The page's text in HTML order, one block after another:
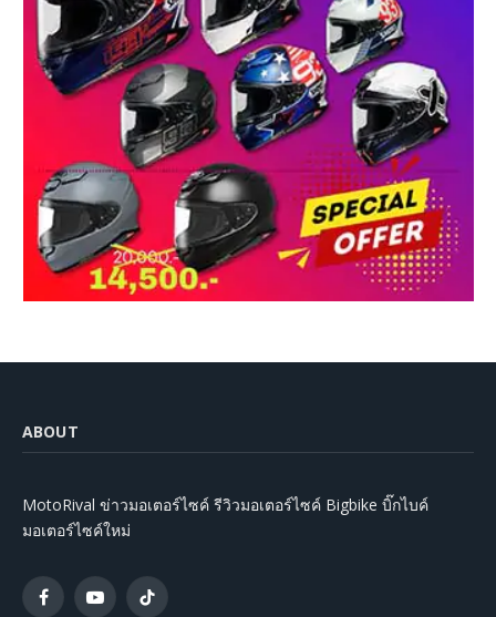
ABOUT
MotoRival ข่าวมอเตอร์ไซค์ รีวิวมอเตอร์ไซค์ Bigbike บิ๊กไบค์
มอเตอร์ไซค์ใหม่
FacebookYouTubeTikTok